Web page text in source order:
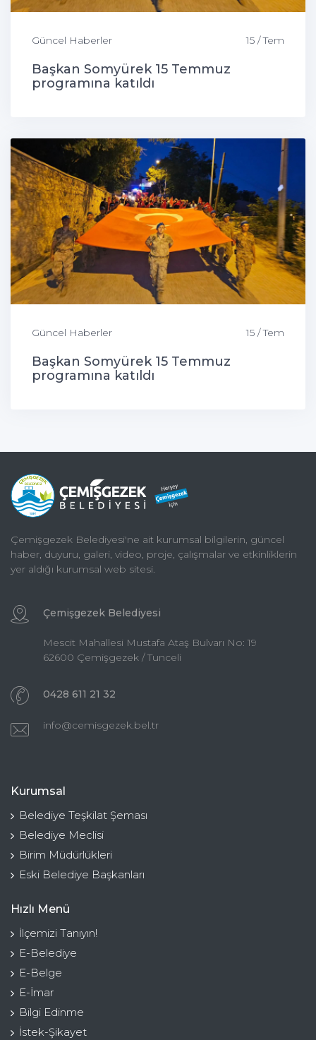
Güncel Haberler 15 / Tem
Başkan Somyürek 15 Temmuz
programına katıldı
Güncel Haberler 15 / Tem
Başkan Somyürek 15 Temmuz
programına katıldı
Çemişgezek Belediyesi'ne ait kurumsal bilgilerin, güncel
haber, duyuru, galeri, video, proje, çalışmalar ve etkinliklerin
yer aldığı kurumsal web sitesi.
Çemişgezek Belediyesi
Mescit Mahallesi Mustafa Ataş Bulvarı No: 19
62600 Çemişgezek / Tunceli
0428 611 21 32
info@cemisgezek.bel.tr
Kurumsal
Belediye Teşkilat Şeması
Belediye Meclisi
Birim Müdürlükleri
Eski Belediye Başkanları
Hızlı Menü
İlçemizi Tanıyın!
E-Belediye
E-Belge
E-İmar
Bilgi Edinme
İstek-Şikayet